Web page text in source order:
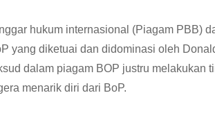
hukum internasional (Piagam PBB)
yang diketuai dan didominasi oleh
dalam piagam BOP justru melakukan
menarik diri dari BoP.